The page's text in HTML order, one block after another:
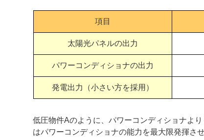
項目
太陽光パネルの出力
パワーコンディショナの出力
発電出力（小さい方を採用）
低圧物件Aのように、パワーコンディショナよ
はパワーコンディショナの能力を最大限発揮さ